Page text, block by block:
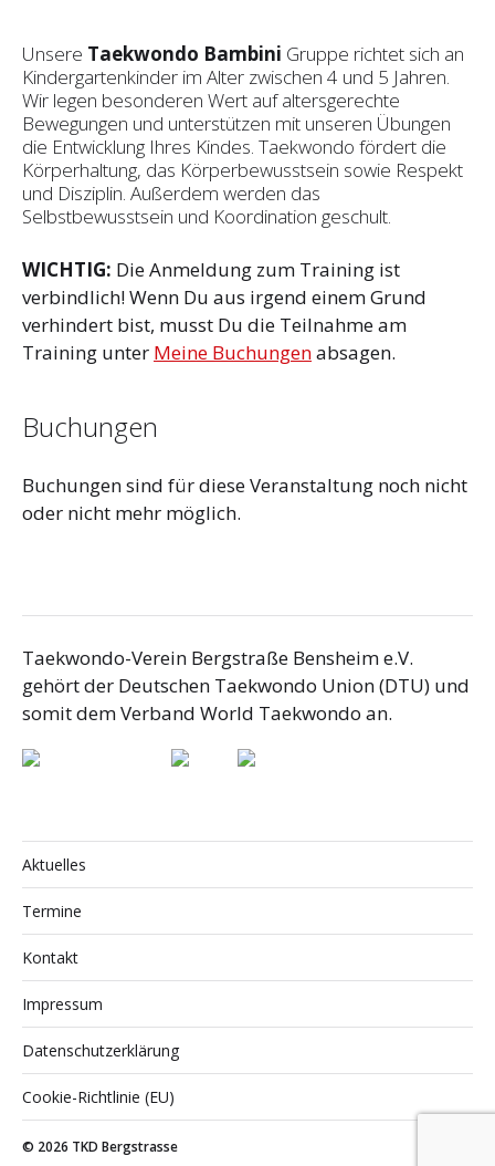
Unsere Taekwondo Bambini Gruppe richtet sich an
Kindergartenkinder im Alter zwischen 4 und 5 Jahren.
Wir legen besonderen Wert auf altersgerechte
Bewegungen und unterstützen mit unseren Übungen
die Entwicklung Ihres Kindes. Taekwondo fördert die
Körperhaltung, das Körperbewusstsein sowie Respekt
und Disziplin. Außerdem werden das
Selbstbewusstsein und Koordination geschult.
WICHTIG: Die Anmeldung zum Training ist
verbindlich! Wenn Du aus irgend einem Grund
verhindert bist, musst Du die Teilnahme am
Training unter Meine Buchungenabsagen.
Buchungen
Buchungen sind für diese Veranstaltung noch nicht
oder nicht mehr möglich.
Taekwondo-Verein Bergstraße Bensheim e.V.
gehört der Deutschen Taekwondo Union (DTU) und
somit dem Verband World Taekwondo an.
Aktuelles
Termine
Kontakt
Impressum
Datenschutzerklärung
Cookie-Richtlinie (EU)
© 2026 TKD Bergstrasse